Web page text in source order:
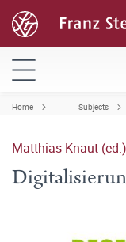
Home Subjects
Matthias Knaut (ed.)